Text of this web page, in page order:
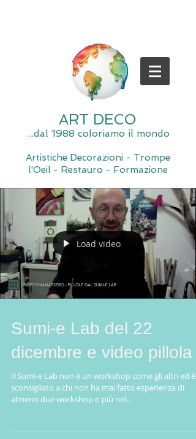
ART DECO
...dal 1988 coloriamo il mondo
Artistiche Decorazioni - Trompe
l'Oeil - Restauro - Formazione
Load video
Sumi-e Lab del 22
dicembre e video pillola
Il Sumi-e Lab non è un workshop come gli altri ed è
sconsigliato a chi non ha mai fatto esperienza di
almeno due workshop o più nel...